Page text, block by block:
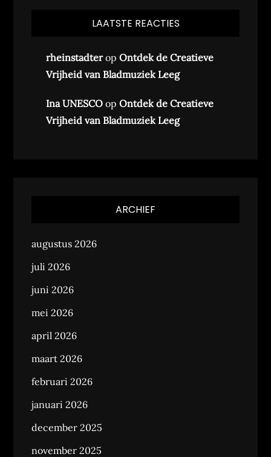
LAATSTE REACTIES
rheinstadteropOntdek de Creatieve
Vrijheid van Bladmuziek Leeg
Ina UNESCO opOntdek de Creatieve
Vrijheid van Bladmuziek Leeg
ARCHIEF
augustus 2026
juli 2026
juni 2026
mei 2026
april 2026
maart 2026
februari 2026
januari 2026
december 2025
november 2025